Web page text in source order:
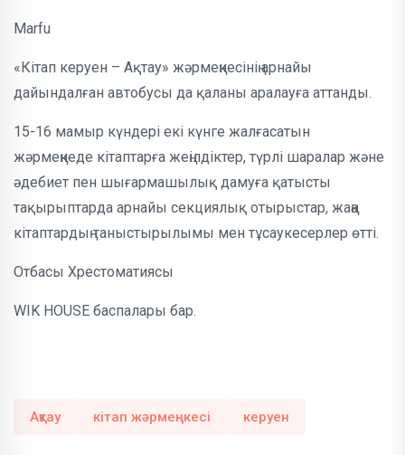
Marfu
«Кітап керуен – Ақтау» жәрмеңкесінің арнайы
дайындалған автобусы да қаланы аралауға аттанды.
15-16 мамыр күндері екі күнге жалғасатын
жәрмеңкеде кітаптарға жеңілдіктер, түрлі шаралар және
әдебиет пен шығармашылық дамуға қатысты
тақырыптарда арнайы секциялық отырыстар, жаңа
кітаптардың таныстырылымы мен тұсаукесерлер өтті.
Отбасы Хрестоматиясы
WIK HOUSE баспалары бар.
Ақтау кітап жәрмеңкесі керуен